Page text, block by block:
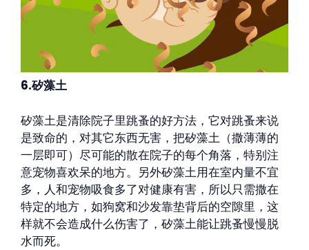
6.矽藻土
矽藻土是清除院子里跳蚤的好方法，它对跳蚤来说
是致命的，对其它东西无害，把矽藻土（撒薄薄的
一层即可）尽可能的散在院子的每个角落，特别注
意宠物喜欢呆的地方。另外矽藻土用在室内量不宜
多，人和宠物吸食多了对健康有害，所以只需撒在
特定的地方，如狗窝和沙发靠垫背后的空隙里，这
样就不会造成什么伤害了，矽藻土能让跳蚤慢慢脱
水而死。